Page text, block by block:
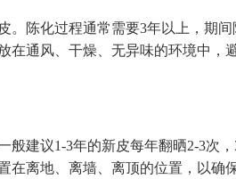
。陈化过程通常需要3年以上，期
在通风、干燥、无异味的环境中，
建议1-3年的新皮每年翻晒2-3次
在离地、离墙、离顶的位置，以确